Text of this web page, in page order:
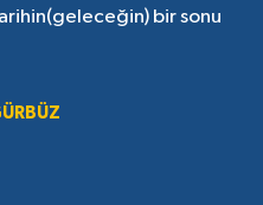
bir sonu